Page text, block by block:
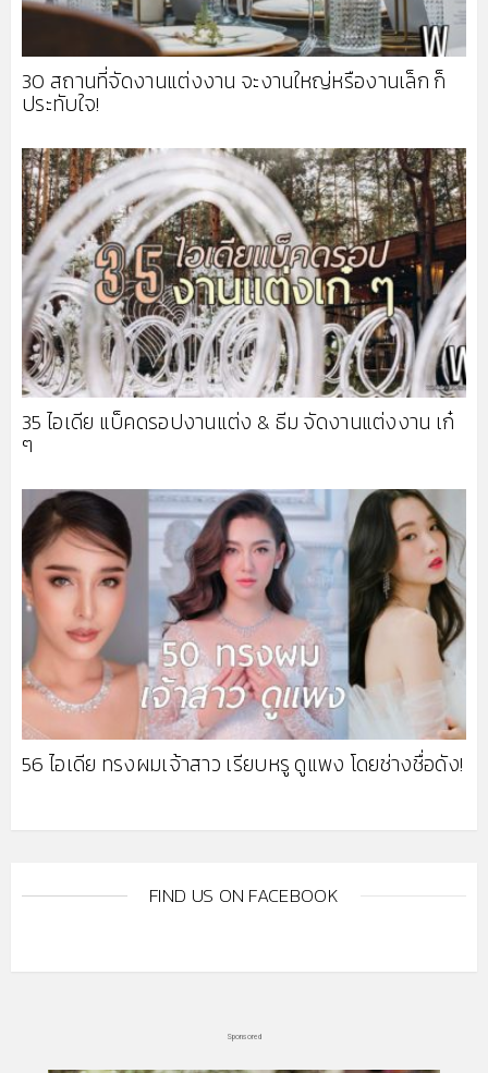
30 สถานที่จัดงานแต่งงาน จะงานใหญ่หรืองานเล็ก ก็
ประทับใจ!
35 ไอเดีย แบ็คดรอปงานแต่ง & ธีม จัดงานแต่งงาน เก๋
ๆ
56 ไอเดีย ทรงผมเจ้าสาว เรียบหรู ดูแพง โดยช่างชื่อดัง!
FIND US ON FACEBOOK
Sponsored